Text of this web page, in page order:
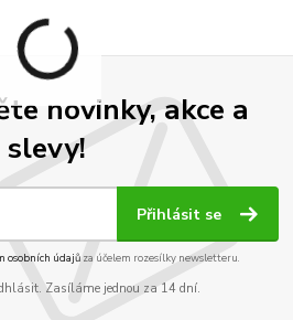
novinky, akce a
slevy!
Přihlásit se
osobních údajůza účelem rozesílky newsletteru.
Zasíláme jednou za 14 dní.